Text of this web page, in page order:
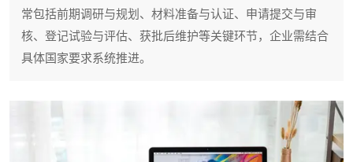
常包括前期调研与规划、材料准备与认证、申请提交与审
核、登记试验与评估、获批后维护等关键环节，企业需结合
具体国家要求系统推进。